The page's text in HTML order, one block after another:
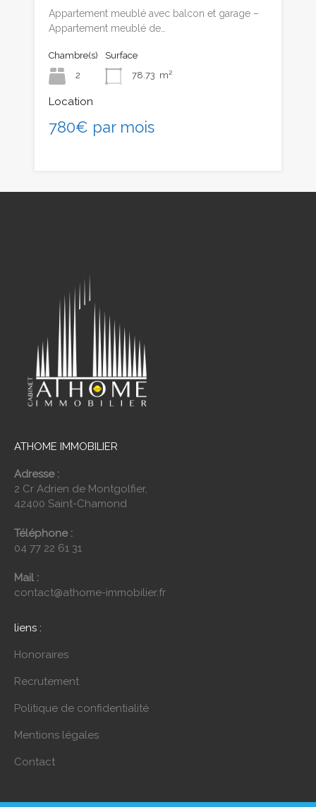
Appartement meublé avec balcon et garage –
Appartement meublé de…
Chambre(s)
2
Surface
78.73 m²
Location
780€ par mois
ATHOME IMMOBILIER
Adresse :
2 Cr Adrien de Montgolfier,
42400 Saint-Chamond
Téléphone :
04 77 22 61 31
Mail :
contact@athome-immobilier.fr
liens :
Honoraires
Recrutement
Politique de confidentialité
Mentions légales
Contact